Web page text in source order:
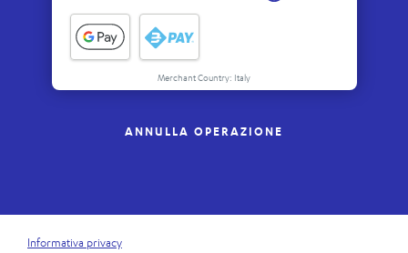
Merchant Country: Italy
ANNULLA OPERAZIONE
Informativa privacy